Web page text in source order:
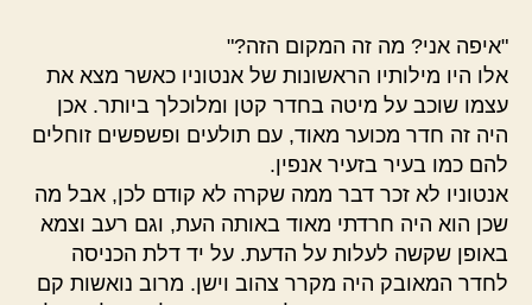
"איפה אני? מה זה המקום הזה?"
אלו היו מילותיו הראשונות של אנטוניו כאשר מצא את
עצמו שוכב על מיטה בחדר קטן ומלוכלך ביותר. אכן
היה זה חדר מכוער מאוד, עם תולעים ופשפשים זוחלים
להם כמו בעיר בזעיר אנפין.
אנטוניו לא זכר דבר ממה שקרה לא קודם לכן, אבל מה
שכן הוא היה חרדתי מאוד באותה העת, וגם רעב וצמא
באופן שקשה לעלות על הדעת. על יד דלת הכניסה
לחדר המאובק היה מקרר צהוב וישן. מרוב נואשות קם